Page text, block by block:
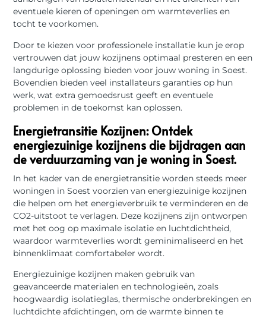
eventuele kieren of openingen om warmteverlies en
tocht te voorkomen.
Door te kiezen voor professionele installatie kun je erop
vertrouwen dat jouw kozijnens optimaal presteren en een
langdurige oplossing bieden voor jouw woning in Soest.
Bovendien bieden veel installateurs garanties op hun
werk, wat extra gemoedsrust geeft en eventuele
problemen in de toekomst kan oplossen.
Energietransitie Kozijnen: Ontdek
energiezuinige kozijnens die bijdragen aan
de verduurzaming van je woning in Soest.
In het kader van de energietransitie worden steeds meer
woningen in Soest voorzien van energiezuinige kozijnen
die helpen om het energieverbruik te verminderen en de
CO2-uitstoot te verlagen. Deze kozijnens zijn ontworpen
met het oog op maximale isolatie en luchtdichtheid,
waardoor warmteverlies wordt geminimaliseerd en het
binnenklimaat comfortabeler wordt.
Energiezuinige kozijnen maken gebruik van
geavanceerde materialen en technologieën, zoals
hoogwaardig isolatieglas, thermische onderbrekingen en
luchtdichte afdichtingen, om de warmte binnen te